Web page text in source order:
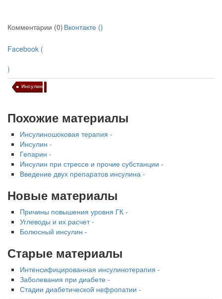
Комментарии (0) Вконтакте ()
Facebook (
)
Инсулин
Похожие материалы
Инсулиношоковая терапия -
Инсулин -
Гепарин -
Инсулин при стрессе и прочие субстанции -
Введение двух препаратов инсулина -
Новые материалы
Причины повышения уровня ГК -
Углеводы и их расчет -
Болюсный инсулин -
Старые материалы
Интенсифицированная инсулинотерапия -
Заболевания при диабете -
Стадии диабетической нефропатии -